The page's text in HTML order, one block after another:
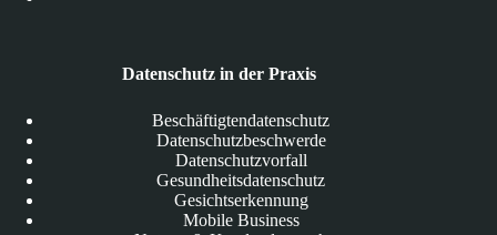
Datenschutz in der Praxis
Beschäftigtendatenschutz
Datenschutzbeschwerde
Datenschutzvorfall
Gesundheitsdatenschutz
Gesichtserkennung
Mobile Business